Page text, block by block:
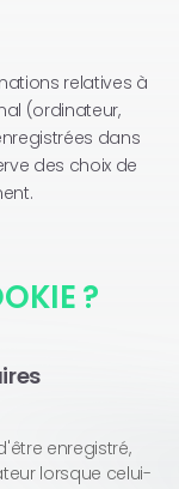
relatives à
(ordinateur,
dans
des choix de
?
enregistré,
lorsque celui-